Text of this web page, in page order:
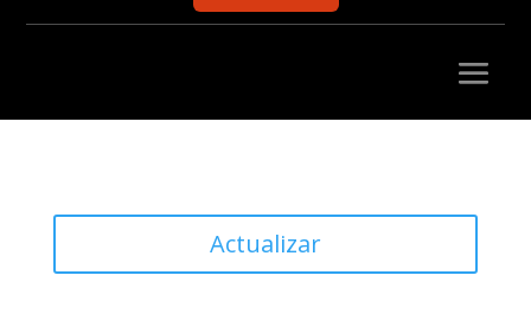
Actualizar